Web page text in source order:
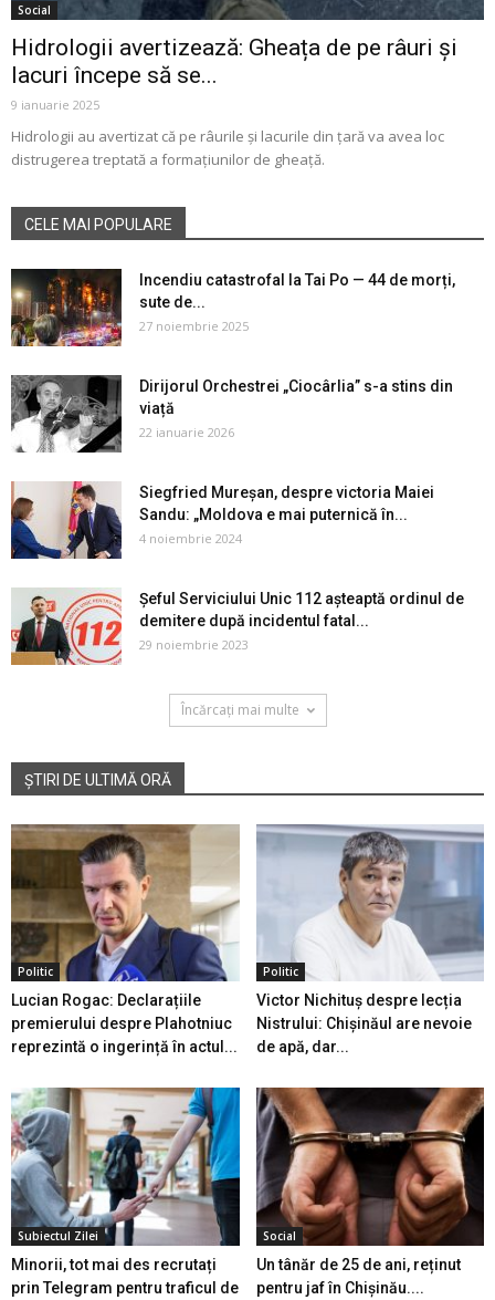
Social
Hidrologii avertizează: Gheața de pe râuri și
lacuri începe să se...
9 ianuarie 2025
Hidrologii au avertizat că pe râurile și lacurile din țară va avea loc
distrugerea treptată a formațiunilor de gheață.
CELE MAI POPULARE
Incendiu catastrofal la Tai Po — 44 de morți,
sute de...
27 noiembrie 2025
Dirijorul Orchestrei „Ciocârlia” s-a stins din
viață
22 ianuarie 2026
Siegfried Mureșan, despre victoria Maiei
Sandu: „Moldova e mai puternică în...
4 noiembrie 2024
Șeful Serviciului Unic 112 așteaptă ordinul de
demitere după incidentul fatal...
29 noiembrie 2023
Încărcați mai multe
ȘTIRI DE ULTIMĂ ORĂ
Politic
Lucian Rogac: Declarațiile
premierului despre Plahotniuc
reprezintă o ingerință în actul...
Politic
Victor Nichituș despre lecția
Nistrului: Chișinăul are nevoie
de apă, dar...
Subiectul Zilei
Minorii, tot mai des recrutați
prin Telegram pentru traficul de
Social
Un tânăr de 25 de ani, reținut
pentru jaf în Chișinău....